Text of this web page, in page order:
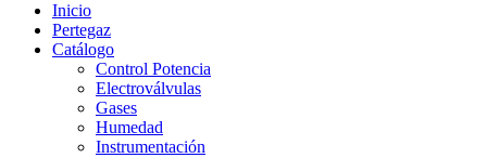
Inicio
Pertegaz
Catálogo
Control Potencia
Electroválvulas
Gases
Humedad
Instrumentación